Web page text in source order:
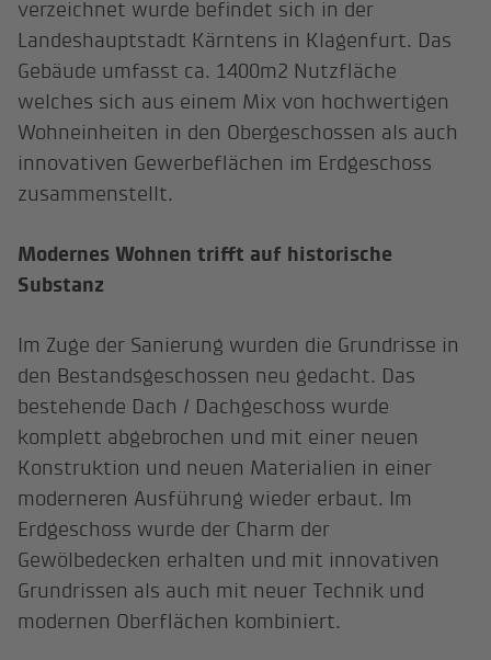
verzeichnet wurde befindet sich in der
Landeshauptstadt Kärntens in Klagenfurt. Das
Gebäude umfasst ca. 1400m2 Nutzfläche
welches sich aus einem Mix von hochwertigen
Wohneinheiten in den Obergeschossen als auch
innovativen Gewerbeflächen im Erdgeschoss
zusammenstellt.
Modernes Wohnen trifft auf historische
Substanz
Im Zuge der Sanierung wurden die Grundrisse in
den Bestandsgeschossen neu gedacht. Das
bestehende Dach / Dachgeschoss wurde
komplett abgebrochen und mit einer neuen
Konstruktion und neuen Materialien in einer
moderneren Ausführung wieder erbaut. Im
Erdgeschoss wurde der Charm der
Gewölbedecken erhalten und mit innovativen
Grundrissen als auch mit neuer Technik und
modernen Oberflächen kombiniert.